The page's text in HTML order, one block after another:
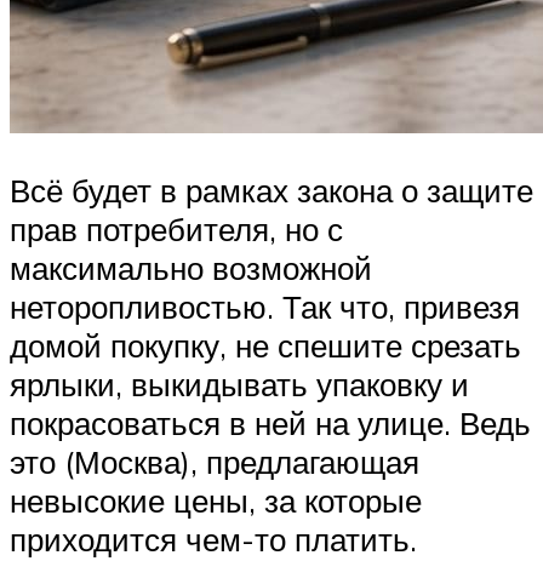
Всё будет в рамках закона о защите
прав потребителя, но с
максимально возможной
неторопливостью. Так что, привезя
домой покупку, не спешите срезать
ярлыки, выкидывать упаковку и
покрасоваться в ней на улице. Ведь
это (Москва), предлагающая
невысокие цены, за которые
приходится чем-то платить.